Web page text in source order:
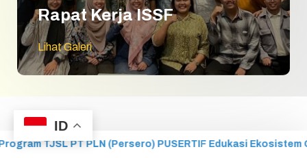
Rapat Kerja ISSF
Lihat Galeri
Energy pada Sekolah Menengah Kejuruan (SMK) Ristek
ID